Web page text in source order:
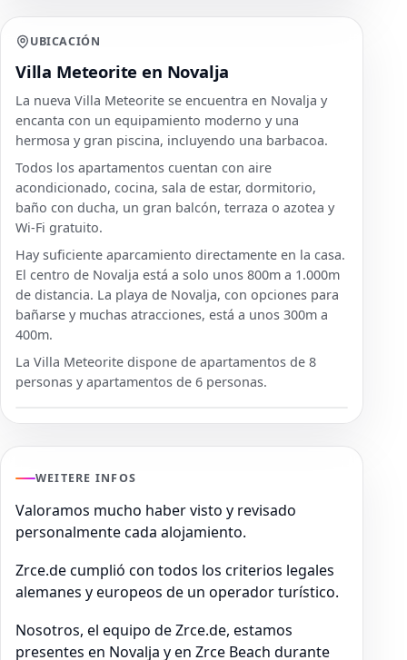
UBICACIÓN
Villa Meteorite en Novalja
La nueva Villa Meteorite se encuentra en Novalja y
encanta con un equipamiento moderno y una
hermosa y gran piscina, incluyendo una barbacoa.
Todos los apartamentos cuentan con aire
acondicionado, cocina, sala de estar, dormitorio,
baño con ducha, un gran balcón, terraza o azotea y
Wi-Fi gratuito.
Hay suficiente aparcamiento directamente en la casa.
El centro de Novalja está a solo unos 800m a 1.000m
de distancia. La playa de Novalja, con opciones para
bañarse y muchas atracciones, está a unos 300m a
400m.
La Villa Meteorite dispone de apartamentos de 8
personas y apartamentos de 6 personas.
WEITERE INFOS
Valoramos mucho haber visto y revisado
personalmente cada alojamiento.
Zrce.de cumplió con todos los criterios legales
alemanes y europeos de un operador turístico.
Nosotros, el equipo de Zrce.de, estamos
presentes en Novalja y en Zrce Beach durante